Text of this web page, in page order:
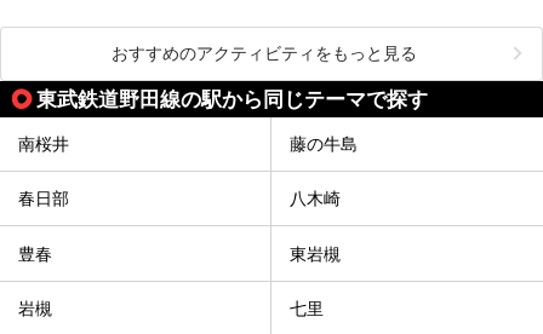
おすすめのアクティビティをもっと見る
東武鉄道野田線の駅から同じテーマで探す
南桜井 藤の牛島
春日部 八木崎
豊春 東岩槻
岩槻 七里